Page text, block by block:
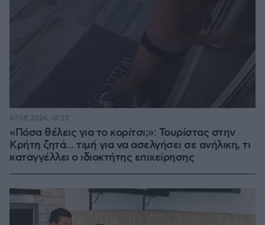
«Πόσα θέλεις για το κορίτσι;»: Τουρίστας στην
Κρήτη ζητά... τιμή για να ασελγήσει σε ανήλικη, τι
καταγγέλλει ο ιδιοκτήτης επιχείρησης
07.08.2026, 18:22